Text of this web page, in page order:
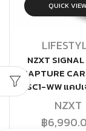
QUICK VIEW
NZXT
CAPTURE
SESC1-WW แคป
NZXT
฿